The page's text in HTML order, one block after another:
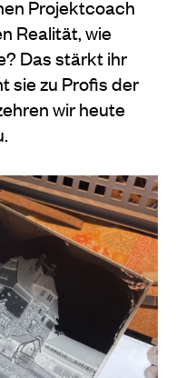
Projektcoach
Realität, wie
Das stärkt ihr
sie zu Profis der
wir heute